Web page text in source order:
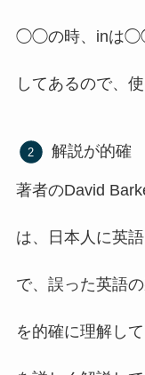
◯◯の時、inは◯◯
してあるので、
解説が的確
著者のDavid
は、日本人に英
で、誤った英語
を的確に理解し